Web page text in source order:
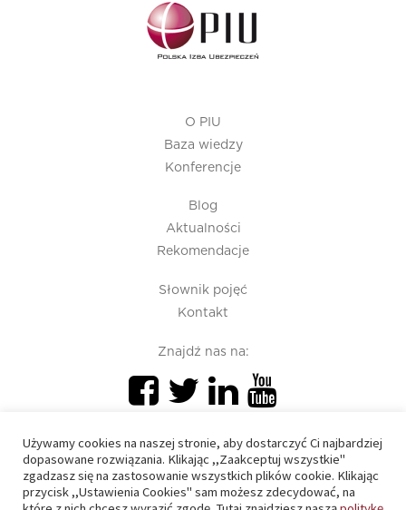
O PIU
Baza wiedzy
Konferencje
Blog
Aktualności
Rekomendacje
Słownik pojęć
Kontakt
Znajdź nas na:
PIU 2020 © All right reserved
Używamy cookies na naszej stronie, aby dostarczyć Ci najbardziej
dopasowane rozwiązania. Klikając ,,Zaakceptuj wszystkie"
zgadzasz się na zastosowanie wszystkich plików cookie. Klikając
przycisk ,,Ustawienia Cookies" sam możesz zdecydować, na